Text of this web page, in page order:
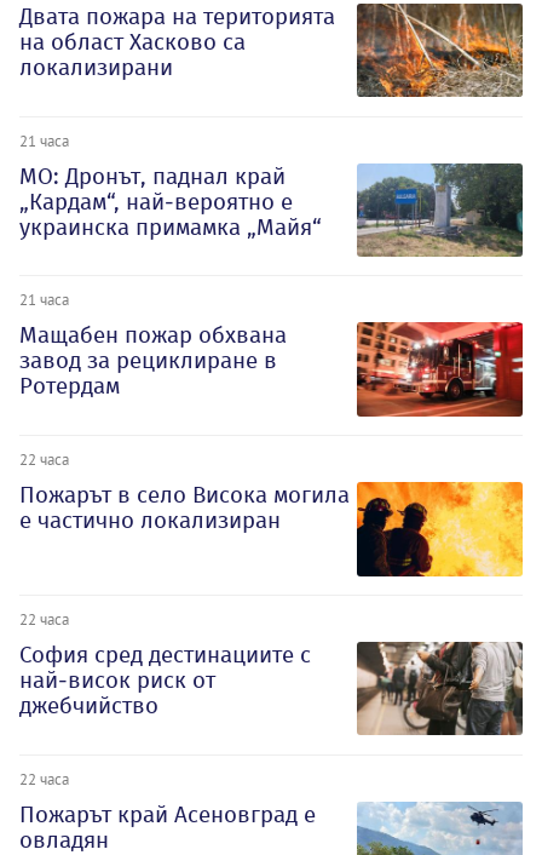
Двата пожара на територията
на област Хасково са
локализирани
21 часа
МО: Дронът, паднал край
„Кардам“, най-вероятно е
украинска примамка „Майя“
21 часа
Мащабен пожар обхвана
завод за рециклиране в
Ротердам
22 часа
Пожарът в село Висока могила
е частично локализиран
22 часа
София сред дестинациите с
най-висок риск от
джебчийство
22 часа
Пожарът край Асеновград е
овладян